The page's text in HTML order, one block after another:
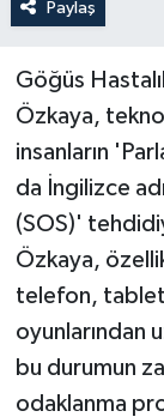
Paylaş
Göğüs
Özkaya,
insanların
da İngilizce
(SOS)'
Özkaya,
telefon,
oyunlarından
bu durumun
odaklanma
Yaşam